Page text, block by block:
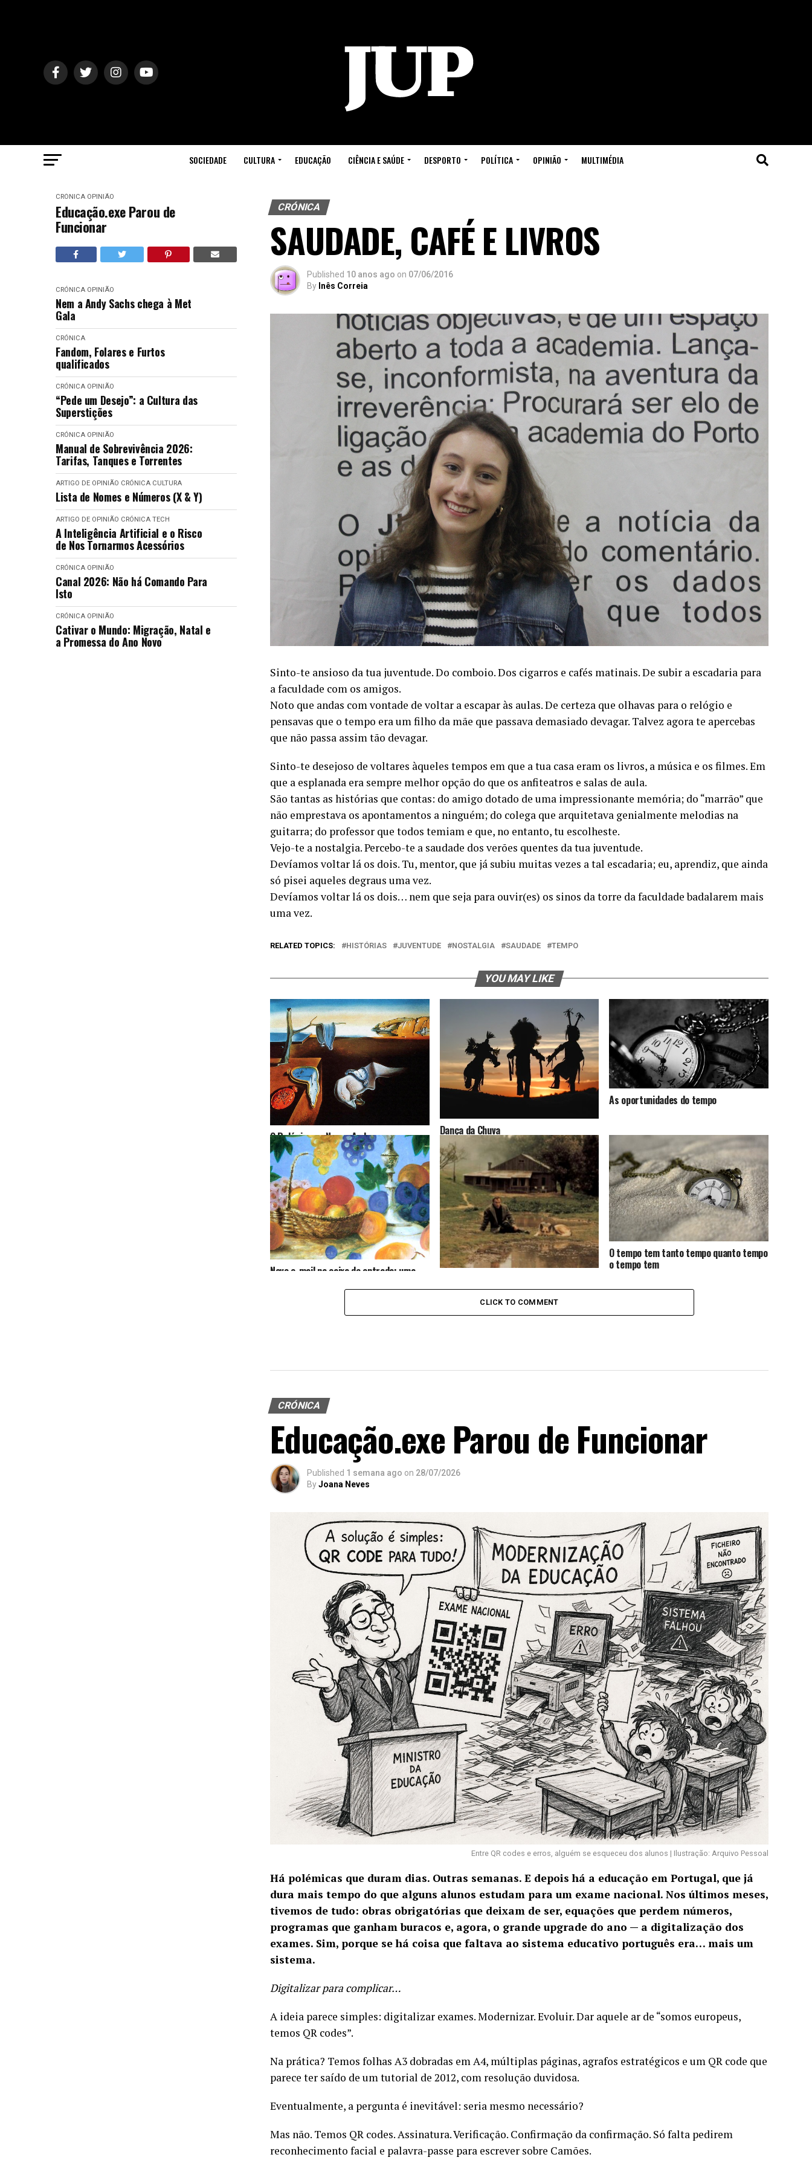
SOCIEDADE CULTURA EDUCAÇÃO CIÊNCIA E SAÚDE DESPORTO POLÍTICA OPINIÃO MULTIMÉDIA
CRÓNICA OPINIÃO
Educação.exe Parou de
Funcionar
CRÓNICA OPINIÃO
Nem a Andy Sachs chega à Met
Gala
CRÓNICA
Fandom, Folares e Furtos
qualificados
CRÓNICA OPINIÃO
“Pede um Desejo”: a Cultura das
Superstições
CRÓNICA OPINIÃO
Manual de Sobrevivência 2026:
Tarifas, Tanques e Torrentes
ARTIGO DE OPINIÃO CRÓNICA CULTURA
Lista de Nomes e Números (X & Y)
ARTIGO DE OPINIÃO CRÓNICA TECH
A Inteligência Artificial e o Risco
de Nos Tornarmos Acessórios
CRÓNICA OPINIÃO
Canal 2026: Não há Comando Para
Isto
CRÓNICA OPINIÃO
Cativar o Mundo: Migração, Natal e
a Promessa do Ano Novo
CRÓNICA
SAUDADE, CAFÉ E LIVROS
Published 10 anos ago on 07/06/2016
By Inês Correia
Sinto-te ansioso da tua juventude. Do comboio. Dos cigarros e cafés matinais. De subir a escadaria para
a faculdade com os amigos.
Noto que andas com vontade de voltar a escapar às aulas. De certeza que olhavas para o relógio e
pensavas que o tempo era um filho da mãe que passava demasiado devagar. Talvez agora te apercebas
que não passa assim tão devagar.
Sinto-te desejoso de voltares àqueles tempos em que a tua casa eram os livros, a música e os filmes. Em
que a esplanada era sempre melhor opção do que os anfiteatros e salas de aula.
São tantas as histórias que contas: do amigo dotado de uma impressionante memória; do “marrão” que
não emprestava os apontamentos a ninguém; do colega que arquitetava genialmente melodias na
guitarra; do professor que todos temiam e que, no entanto, tu escolheste.
Vejo-te a nostalgia. Percebo-te a saudade dos verões quentes da tua juventude.
Devíamos voltar lá os dois. Tu, mentor, que já subiu muitas vezes a tal escadaria; eu, aprendiz, que ainda
só pisei aqueles degraus uma vez.
Devíamos voltar lá os dois… nem que seja para ouvir(es) os sinos da torre da faculdade badalarem mais
uma vez.
RELATED TOPICS: HISTÓRIAS JUVENTUDE NOSTALGIA SAUDADE TEMPO
YOU MAY LIKE
O Relógio que Nunca Andou Dança da Chuva
As oportunidades do tempo
Novo e-mail na caixa de entrada: uma
sentimento
O tempo tem tanto tempo quanto tempo
o tempo tem
CLICK TO COMMENT
CRÓNICA
Educação.exe Parou de Funcionar
Published 1 semana ago on 28/07/2026
ByJoana Neves
Entre QR codes e erros, alguém se esqueceu dos alunos | Ilustração: Arquivo Pessoal
Há polémicas que duram dias. Outras semanas. E depois há a educação em Portugal, que já
dura mais tempo do que alguns alunos estudam para um exame nacional. Nos últimos meses,
tivemos de tudo: obras obrigatórias que deixam de ser, equações que perdem números,
programas que ganham buracos e, agora, o grande upgrade do ano — a digitalização dos
exames. Sim, porque se há coisa que faltava ao sistema educativo português era… mais um
sistema.
Digitalizar para complicar…
A ideia parece simples: digitalizar exames. Modernizar. Evoluir. Dar aquele ar de “somos europeus,
temos QR codes”.
Na prática? Temos folhas A3 dobradas em A4, múltiplas páginas, agrafos estratégicos e um QR code que
parece ter saído de um tutorial de 2012, com resolução duvidosa.
Eventualmente, a pergunta é inevitável: seria mesmo necessário?
Mas não. Temos QR codes. Assinatura. Verificação. Confirmação da confirmação. Só falta pedirem
reconhecimento facial e palavra-passe para escrever sobre Camões.